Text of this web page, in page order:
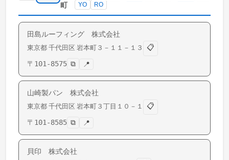
町
YO
RO
田島ルーフィング 株式会社
東京都 千代田区 岩本町 ３－１１－１３
📋
〒 101-8575 ⧉ 📍
山崎製パン 株式会社
東京都 千代田区 岩本町 ３丁目１０－１
📋
〒 101-8585 ⧉ 📍
貝印 株式会社